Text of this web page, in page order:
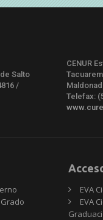
Salto
/
CENUR
Telefax:
EVA
EVA